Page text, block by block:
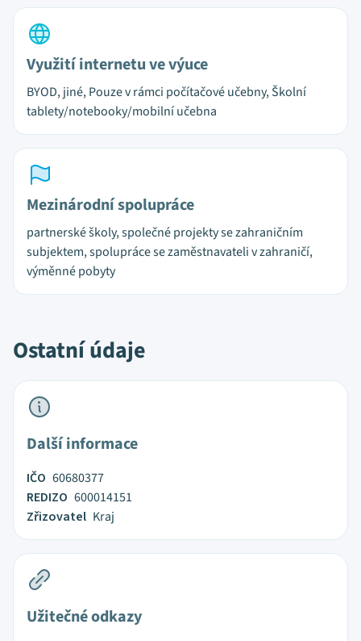
Využití internetu ve výuce
BYOD, jiné, Pouze v rámci počítačové učebny, Školní
tablety/notebooky/mobilní učebna
Mezinárodní spolupráce
partnerské školy, společné projekty se zahraničním
subjektem, spolupráce se zaměstnavateli v zahraničí,
výměnné pobyty
Ostatní údaje
Další informace
IČO 60680377
REDIZO 600014151
Zřizovatel Kraj
Užitečné odkazy